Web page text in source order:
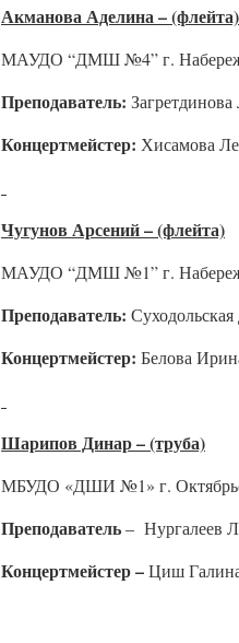
Акманова Аделина – (флейта)
МАУДО “ДМШ №4” г.
Преподаватель:
Концертмейстер: Хисамова
Чугунов Арсений – (флейта)
МАУДО “ДМШ №1” г.
Преподаватель:
Концертмейстер: Белова
Шарипов Динар – (труба)
МБУДО «ДШИ №1» г.
Преподаватель– Нургалеев
Концертмейстер –Циш